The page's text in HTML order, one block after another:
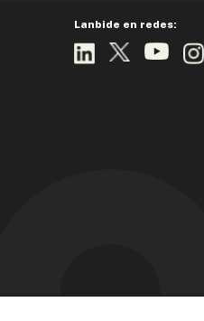
Lanbide en redes: